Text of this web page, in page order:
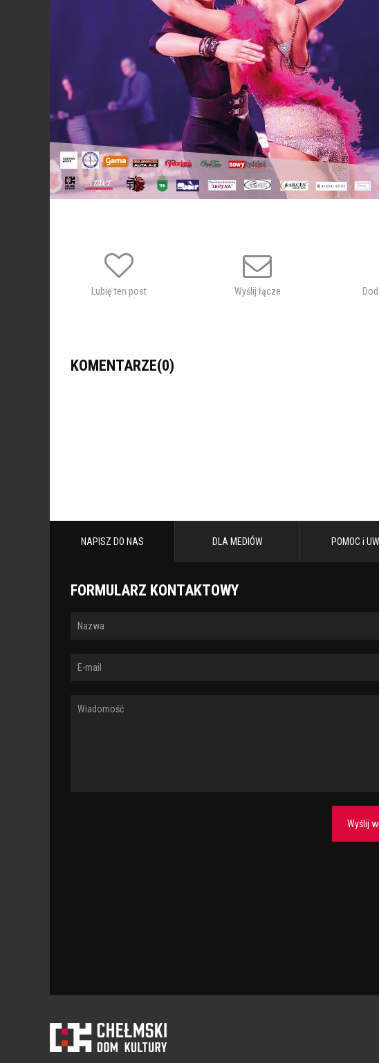
Lubię ten post Wyślij łącze
KOMENTARZE(0)
NAPISZ DO NAS DLA MEDIÓW POMOC i
FORMULARZ KONTAKTOWY
Wyślij